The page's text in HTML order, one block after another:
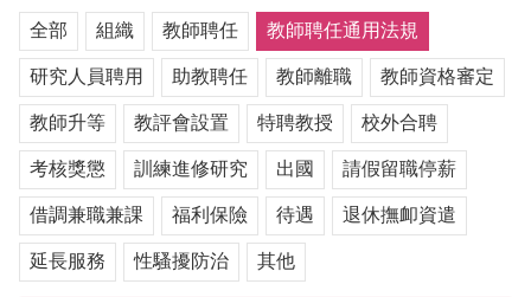
人
事
法
規
常
用
表
單
各
類
全部 組織 教師聘任 教師聘任通用法規
研究人員聘用 助教聘任 教師離職 教師資格審定
教師升等 教評會設置 特聘教授 校外合聘
考核獎懲 訓練進修研究 出國 請假留職停薪
借調兼職兼課 福利保險 待遇 退休撫卹資遣
延長服務 性騷擾防治 其他